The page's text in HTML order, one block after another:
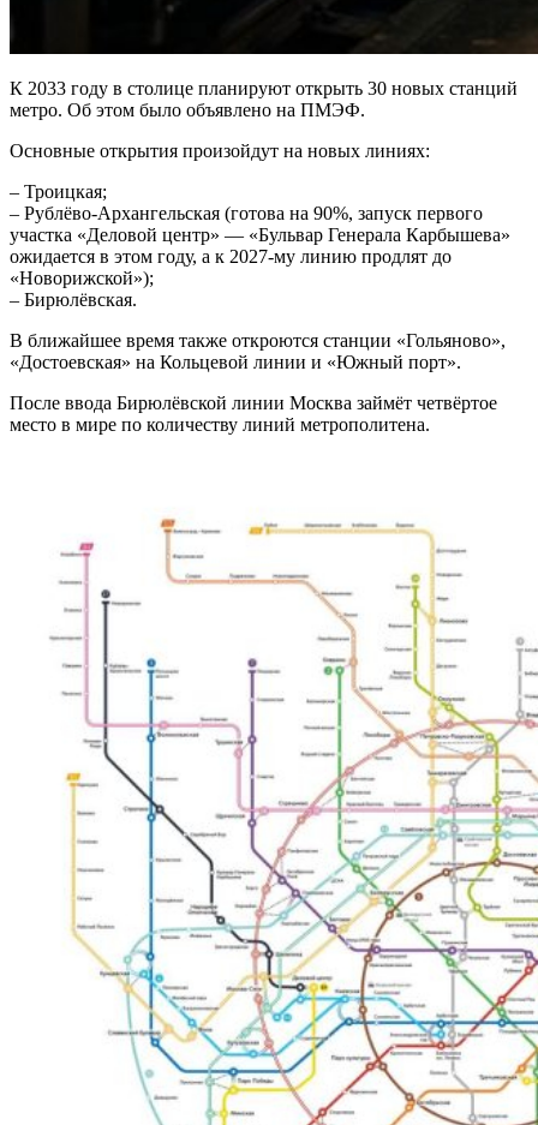
К 2033 году в столице планируют открыть 30 новых станций
метро. Об этом было объявлено на ПМЭФ.
Основные открытия произойдут на новых линиях:
– Троицкая;
– Рублёво-Архангельская (готова на 90%, запуск первого
участка «Деловой центр» — «Бульвар Генерала Карбышева»
ожидается в этом году, а к 2027-му линию продлят до
«Новорижской»);
– Бирюлёвская.
В ближайшее время также откроются станции «Гольяново»,
«Достоевская» на Кольцевой линии и «Южный порт».
После ввода Бирюлёвской линии Москва займёт четвёртое
место в мире по количеству линий метрополитена.